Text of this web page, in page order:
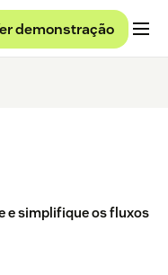
demonstração
e simplifique os fluxos